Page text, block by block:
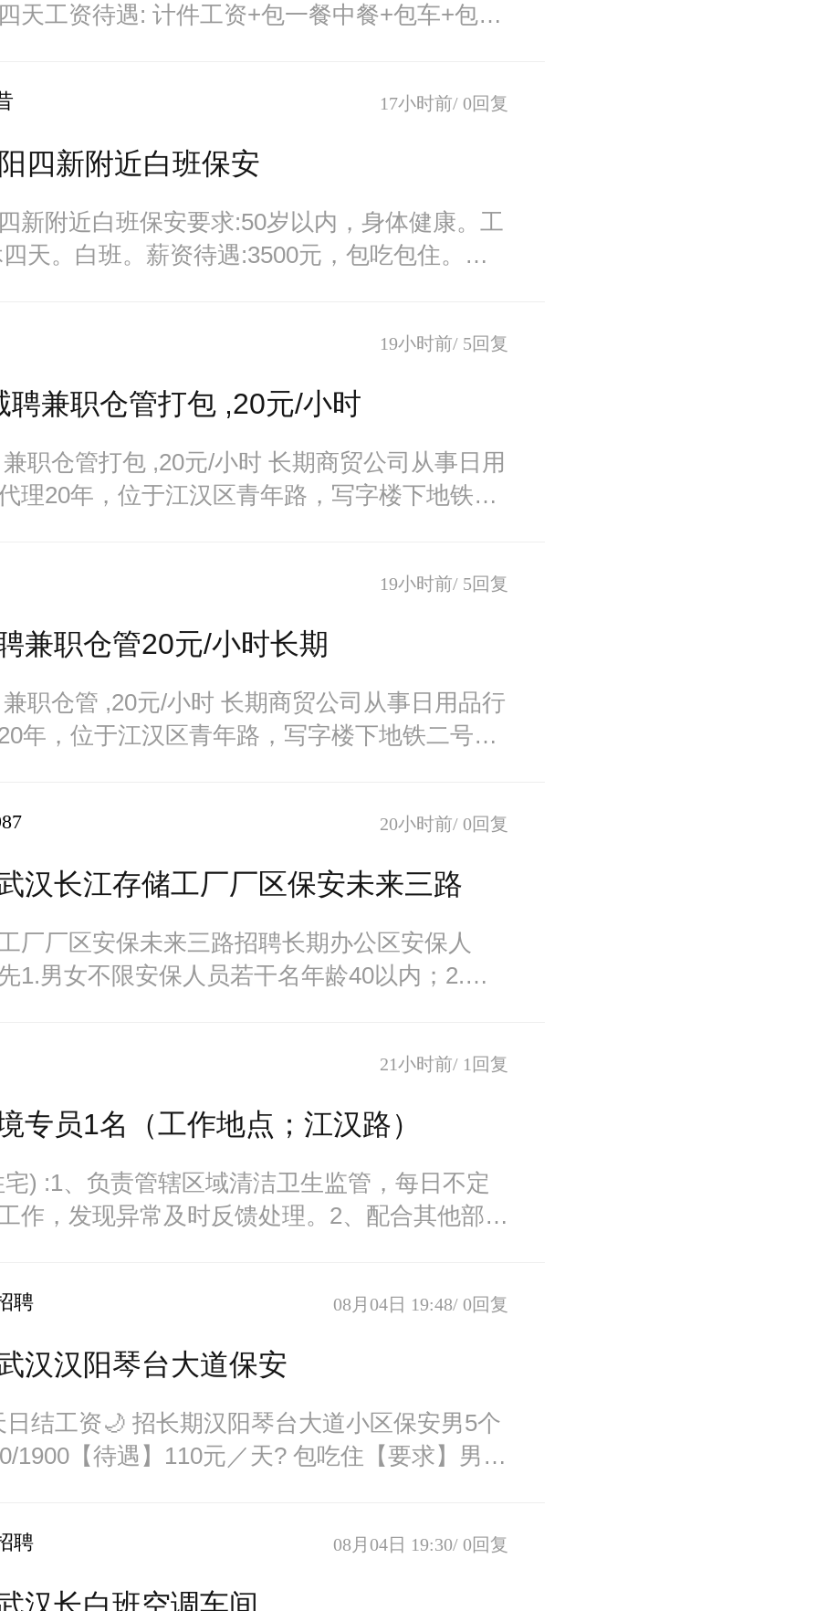
天工资待遇: 计件工资+包一餐中餐+包车+包住
17小时前/ 0回复
四新附近白班保安
新附近白班保安要求:50岁以内，身体健康。工
天。白班。薪资待遇:3500元，包吃包住。地
19小时前/ 5回复
聘兼职仓管打包 ,20元/小时
职仓管打包 ,20元/小时 长期商贸公司从事日用
理20年，位于江汉区青年路，写字楼下地铁二
19小时前/ 5回复
兼职仓管20元/小时长期
职仓管 ,20元/小时 长期商贸公司从事日用品行
年，位于江汉区青年路，写字楼下地铁二号线
20小时前/ 0回复
汉长江存储工厂厂区保安未来三路
厂厂区安保未来三路招聘长期办公区安保人
1.男女不限安保人员若干名年龄40以内；2.女
21小时前/ 1回复
专员1名（工作地点；江汉路）
) :1、负责管辖区域清洁卫生监管，每日不定
作，发现异常及时反馈处理。2、配合其他部门
聘 08月04日 19:48/ 0回复
汉汉阳琴台大道保安
日结工资🌙 招长期汉阳琴台大道小区保安男5个
1900【待遇】110元／天? 包吃住【要求】男 1
聘 08月04日 19:30/ 0回复